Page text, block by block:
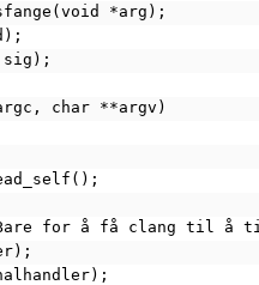
*arg);
sig);
char **argv)
for å få clang til å